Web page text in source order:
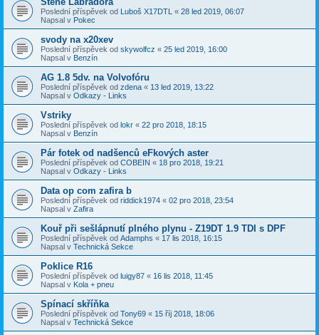
Poslední příspěvek od Luboš X17DTL « 28 led 2019, 06:07
Napsal v Pokec
svody na x20xev
Poslední příspěvek od skywolfcz « 25 led 2019, 16:00
Napsal v Benzín
AG 1.8 5dv. na Volvofóru
Poslední příspěvek od zdena « 13 led 2019, 13:22
Napsal v Odkazy - Links
Vstriky
Poslední příspěvek od lokr « 22 pro 2018, 18:15
Napsal v Benzín
Pár fotek od nadšenců eFkových aster
Poslední příspěvek od COBEIN « 18 pro 2018, 19:21
Napsal v Odkazy - Links
Data op com zafira b
Poslední příspěvek od riddick1974 « 02 pro 2018, 23:54
Napsal v Zafira
Kouř při sešlápnutí plného plynu - Z19DT 1.9 TDI s DPF
Poslední příspěvek od Adamphs « 17 lis 2018, 16:15
Napsal v Technická Sekce
Poklice R16
Poslední příspěvek od luigy87 « 16 lis 2018, 11:45
Napsal v Kola + pneu
Spínací skříňka
Poslední příspěvek od Tony69 « 15 říj 2018, 18:06
Napsal v Technická Sekce